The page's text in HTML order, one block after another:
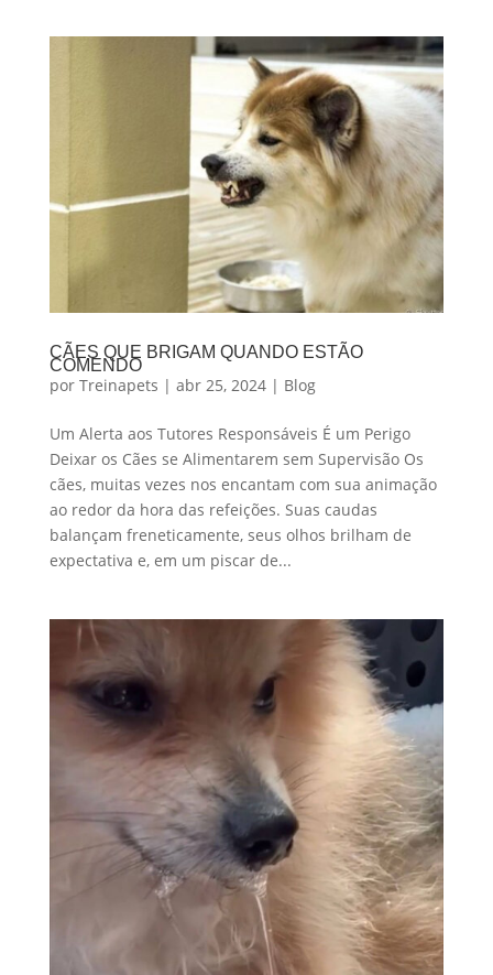
CÃES QUE BRIGAM QUANDO ESTÃO
COMENDO
por Treinapets | abr 25, 2024| Blog
Um Alerta aos Tutores Responsáveis É um Perigo
Deixar os Cães se Alimentarem sem Supervisão Os
cães, muitas vezes nos encantam com sua animação
ao redor da hora das refeições. Suas caudas
balançam freneticamente, seus olhos brilham de
expectativa e, em um piscar de...